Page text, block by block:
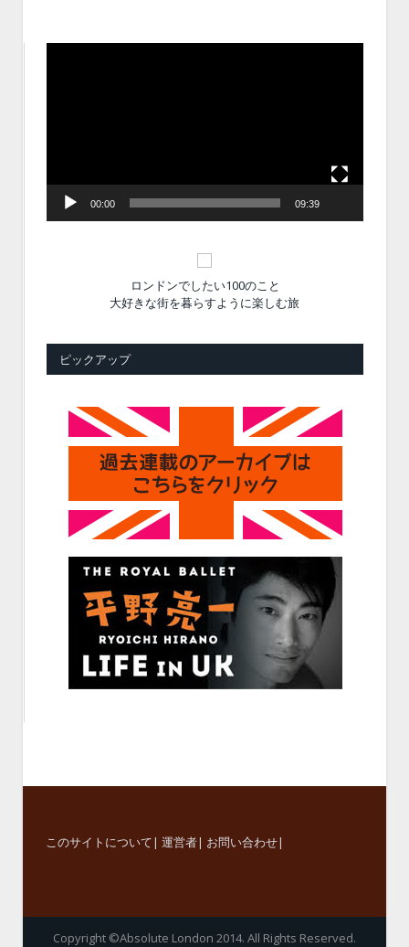
00:00 09:39
ロンドンでしたい100のこと
大好きな街を暮らすように楽しむ旅
ピックアップ
このサイトについて| 運営者| お問い合わせ|
Copyright ©Absolute London 2014. All Rights Reserved.